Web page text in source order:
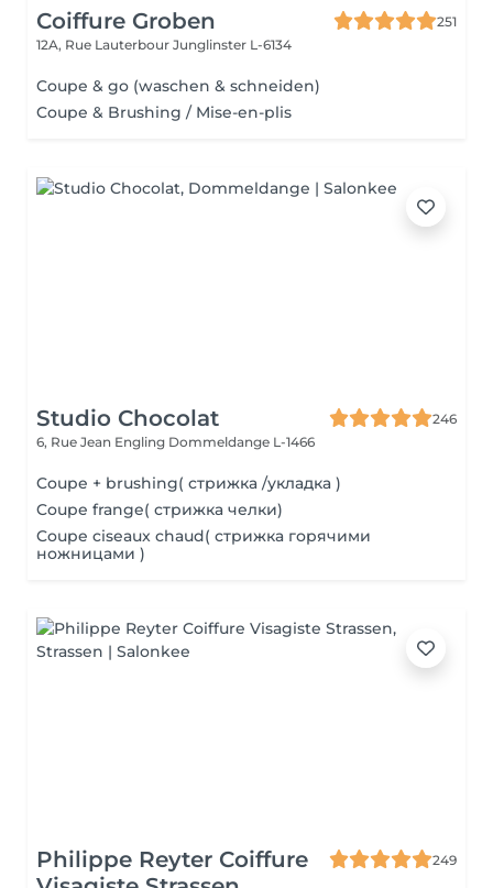
Coiffure Groben
251
12A, Rue Lauterbour Junglinster L-6134
Coupe & go (waschen & schneiden)
Coupe & Brushing / Mise-en-plis
Studio Chocolat
246
6, Rue Jean Engling Dommeldange L-1466
Coupe + brushing( стрижка /укладка )
Coupe frange( стрижка челки)
Coupe ciseaux chaud( стрижка горячими
ножницами )
Philippe Reyter Coiffure
249